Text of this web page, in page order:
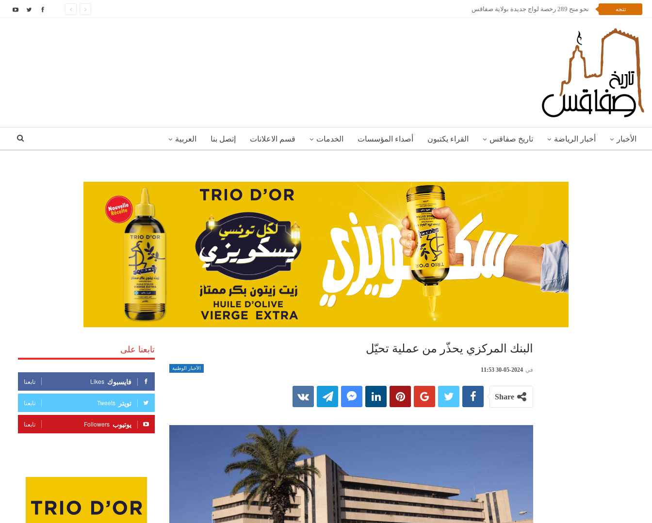
تتجه نحو منح 289 رخصة لواج جديدة بولاية صفاقس
الأخبار أخبار الرياضة تاريخ صفاقس القراء يكتبون أصداء المؤسسات الخدمات قسم الاعلانات إتصل بنا العربية
البنك المركزي يحذّر من عملية تحيّل
الأخبار الوطنية في 2024-05-30 11:53
Share
تابعنا على
فايسبوك Likes تابعنا
تويتر Tweets تابعنا
يوتيوب Followers تابعنا